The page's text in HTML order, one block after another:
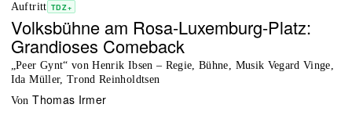
Auftritt TDZ+
Volksbühne am Rosa-Luxemburg-Platz:
Grandioses Comeback
„Peer Gynt“ von Henrik Ibsen – Regie, Bühne, Musik Vegard Vinge,
Ida Müller, Trond Reinholdtsen
von Thomas Irmer